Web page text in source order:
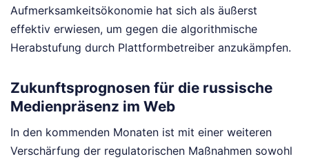
Aufmerksamkeitsökonomie hat sich als äußerst
effektiv erwiesen, um gegen die algorithmische
Herabstufung durch Plattformbetreiber anzukämpfen.
Zukunftsprognosen für die russische
Medienpräsenz im Web
In den kommenden Monaten ist mit einer weiteren
Verschärfung der regulatorischen Maßnahmen sowohl